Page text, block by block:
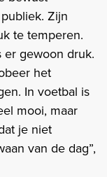
Zijn
te temperen.
er gewoon druk.
het
In voetbal is
mooi, maar
je niet
van de dag”,